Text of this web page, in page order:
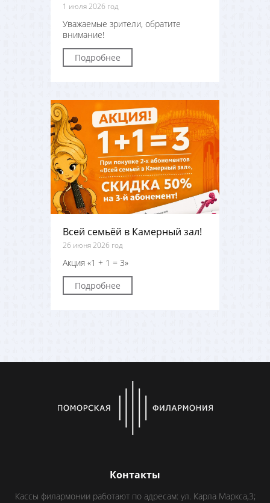
1 июля 2026 год
Уважаемые зрители, обратите
внимание!
Подробнее
Всей семьёй в Камерный зал!
26 июня 2026 год
Акция «1 + 1 = 3»
Подробнее
Контакты
Кассы филармонии работают по адресам: ул. Карла Маркса,3;